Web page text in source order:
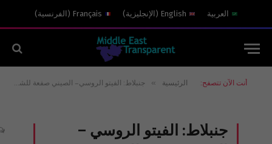
العربية English
( الإنجليزية)
Français
( الفرنسية)
أنت الآن تتصفح: الرئيسية » جنبلاط: الفيتو الروسي – الصيني صفعة للشعب السوري ويسمح بمواصلة ارتكاب المجازر
جنبلاط: الفيتو الروسي –